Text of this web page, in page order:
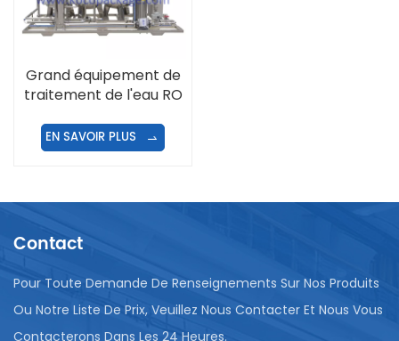
Grand équipement de
traitement de l'eau RO
automatique 6000L/H
EN SAVOIR PLUS
Contact
Pour Toute Demande De Renseignements Sur Nos Produits
Ou Notre Liste De Prix, Veuillez Nous Contacter Et Nous Vous
Contacterons Dans Les 24 Heures.